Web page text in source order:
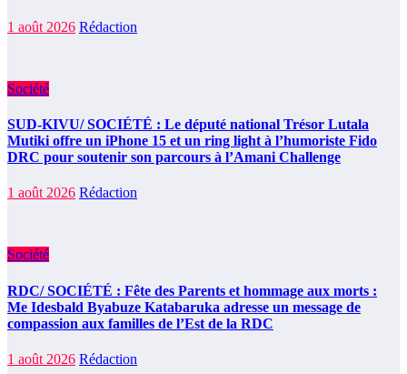
1 août 2026 Rédaction
Société
SUD-KIVU/ SOCIÉTÉ : Le député national Trésor Lutala
Mutiki offre un iPhone 15 et un ring light à l’humoriste Fido
DRC pour soutenir son parcours à l’Amani Challenge
1 août 2026 Rédaction
Société
RDC/ SOCIÉTÉ : Fête des Parents et hommage aux morts :
Me Idesbald Byabuze Katabaruka adresse un message de
compassion aux familles de l’Est de la RDC
1 août 2026 Rédaction